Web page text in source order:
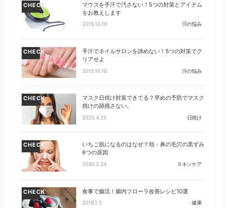
CHECK
マウスを手汗で汚さない！5つの対策とアイテム
をお教えします
2015.10.19 汗の悩み
CHECK
手汗でネイルサロンを諦めない！5つの対策でク
リアせよ
2015.10.18 汗の悩み
CHECK
マスク日焼け対策できてる？早めの予防でマスク
焼けの跡残さない。
2020.4.25 日焼け
CHECK
いちご肌になるのはなぜ？頬・鼻の毛穴の黒ずみ
6つの原因
2020.2.24 スキンケア
CHECK 食事で腸活！腸内フローラ改善レシピ10選
2019.1.5 健康